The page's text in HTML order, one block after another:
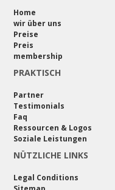
Home
wir über uns
Preise
Preis
membership
PRAKTISCH
Partner
Testimonials
Faq
Ressourcen & Logos
Soziale Leistungen
NÜTZLICHE LINKS
Legal Conditions